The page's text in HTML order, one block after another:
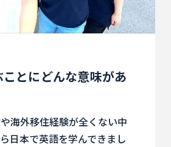
とにどんな意味があ
海外移住経験が全くない中
日本で英語を学んできまし